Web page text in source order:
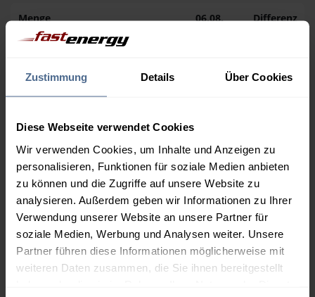
Zustimmung Details Über Cookies
Diese Webseite verwendet Cookies
Wir verwenden Cookies, um Inhalte und Anzeigen zu
personalisieren, Funktionen für soziale Medien anbieten
zu können und die Zugriffe auf unsere Website zu
analysieren. Außerdem geben wir Informationen zu Ihrer
Verwendung unserer Website an unsere Partner für
soziale Medien, Werbung und Analysen weiter. Unsere
Partner führen diese Informationen möglicherweise mit
weiteren Daten zusammen, die Sie ihnen bereitgestellt
Menge
06.08.
Differenz
190,49 €
3.000 Liter
187,82 €
188,42 €
– 0,60 €
5.000 Liter
186,30 €
186,90 €
– 0,60 €
Preise für Heizöl in Standardqualität nach Ö-Norm C 1109 in € / 100
Liter inkl. MwSt. und Lieferung bei einer Lieferstelle.